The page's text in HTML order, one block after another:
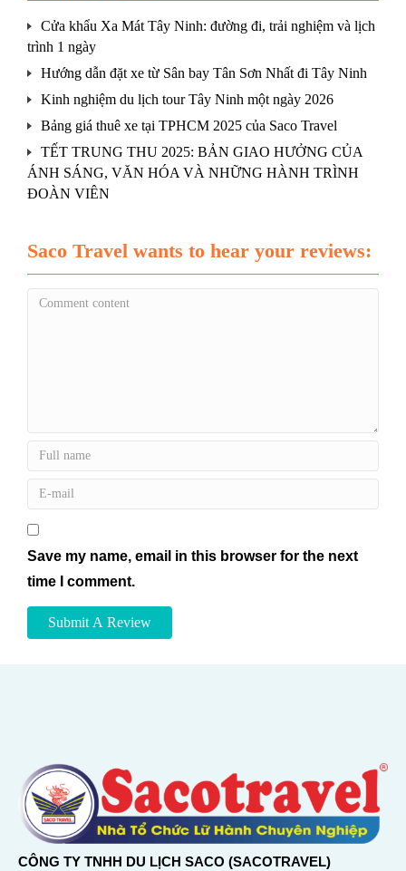
Cửa khẩu Xa Mát Tây Ninh: đường đi, trải nghiệm và lịch
trình 1 ngày
Hướng dẫn đặt xe từ Sân bay Tân Sơn Nhất đi Tây Ninh
Kinh nghiệm du lịch tour Tây Ninh một ngày 2026
Bảng giá thuê xe tại TPHCM 2025 của Saco Travel
TẾT TRUNG THU 2025: BẢN GIAO HƯỞNG CỦA
ÁNH SÁNG, VĂN HÓA VÀ NHỮNG HÀNH TRÌNH
ĐOÀN VIÊN
Saco Travel wants to hear your reviews:
Save my name, email in this browser for the next
time I comment.
CÔNG TY TNHH DU LỊCH SACO (SACOTRAVEL)